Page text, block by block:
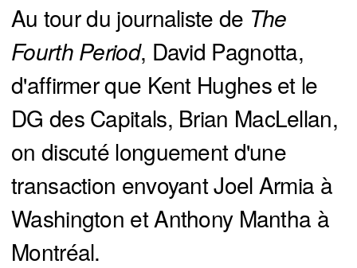
Au tour du journaliste de The
Fourth Period, David Pagnotta,
d'affirmer que Kent Hughes et le
DG des Capitals, Brian MacLellan,
on discuté longuement d'une
transaction envoyant Joel Armia à
Washington et Anthony Mantha à
Montréal.